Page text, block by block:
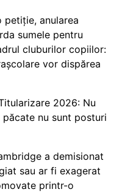
anularea
sumele pentru
cluburilor copiilor:
vor dispărea
2026: Nu
nu sunt posturi
a demisionat
sau ar fi exagerat
printr-o